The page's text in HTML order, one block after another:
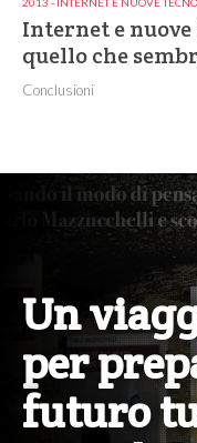
Internet e
quello che
Conclusioni
Un
per
futuro